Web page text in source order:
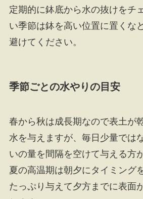
定期的に鉢底から水の抜けをチ
い季節は鉢を高い位置に置くな
避けてください。
季節ごとの水やりの目安
春から秋は成長期なので表土が
水を与えますが、毎日少量では
いの量を間隔を空けて与える方
夏の高温期は朝夕にタイミング
たっぷり与えて夕方までに表面